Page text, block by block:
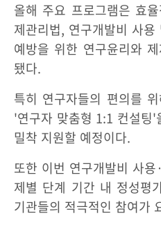
올해 주요 프로그램은 효
제관리법, 연구개발비 사
예방을 위한 연구윤리와
됐다.
특히 연구자들의 편의를
'연구자 맞춤형 1:1 컨설팅'
밀착 지원할 예정이다.
또한 이번 연구개발비 사
제별 단계 기간 내 정성평
기관들의 적극적인 참여가